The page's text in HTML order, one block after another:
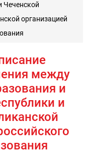
Чеченской
организацией
между
и
и